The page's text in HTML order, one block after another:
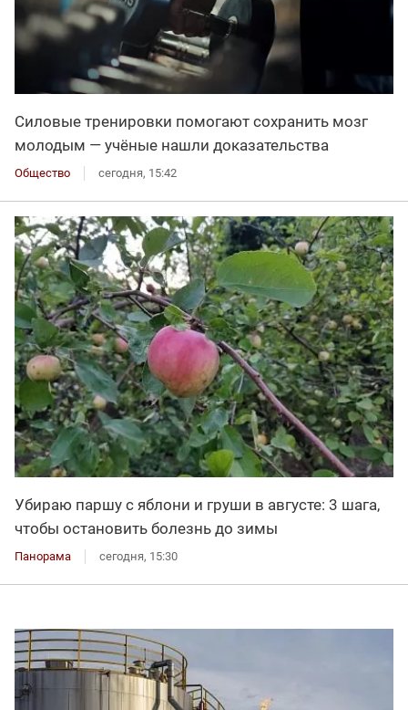
Силовые тренировки помогают сохранить мозг
молодым — учёные нашли доказательства
Общество сегодня, 15:42
Убираю паршу с яблони и груши в августе: 3 шага,
чтобы остановить болезнь до зимы
Панорама сегодня, 15:30